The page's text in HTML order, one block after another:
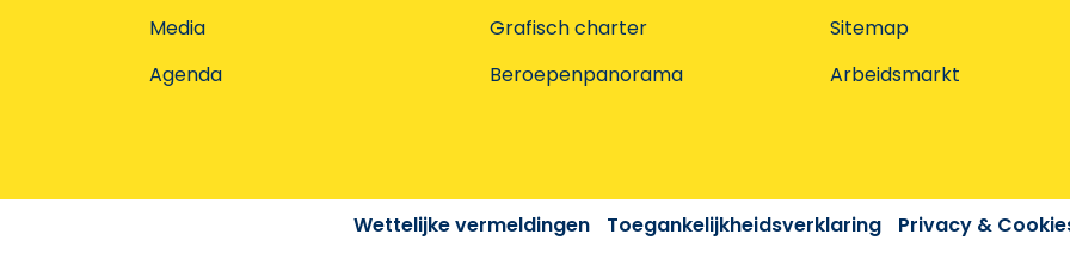
Media
Agenda
Grafisch charter
Beroepenpanorama
Sitemap
Arbeidsmarkt
Wettelijke vermeldingen Toegankelijkheidsverklaring Privacy &